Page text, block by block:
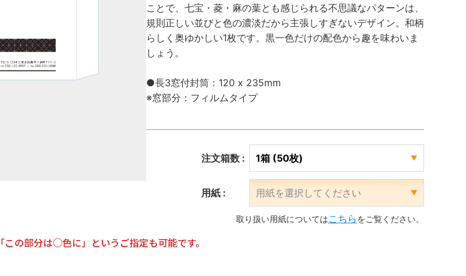
ことで、七宝・菱・麻の葉とも感じられる不思議なパターンは、
規則正しい並びと色の濃淡だから主張しすぎないデザイン。和柄
らしく奥ゆかしい1枚です。黒一色だけの配色から趣を味わいま
しょう。
●長3窓付封筒：120 x 235mm
※窓部分：フィルムタイプ
注文箱数 :
用紙 :
取り扱い用紙についてはこちらをご覧ください。
の部分は○色に」というご指定も可能です。